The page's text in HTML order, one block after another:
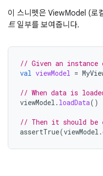
이 스니펫은 ViewModel (로
트일부를 보여줍니다.
// Given an instance
val viewModel =
// When data is
viewModel . loadData()
// Then it should be
assertTrue(viewModel .